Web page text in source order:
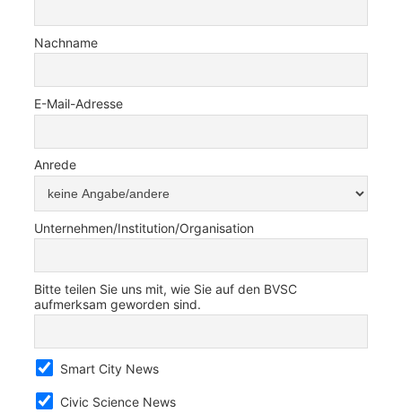
Nachname
E-Mail-Adresse
Anrede
Unternehmen/Institution/Organisation
Bitte teilen Sie uns mit, wie Sie auf den BVSC
aufmerksam geworden sind.
Smart City News
Civic Science News